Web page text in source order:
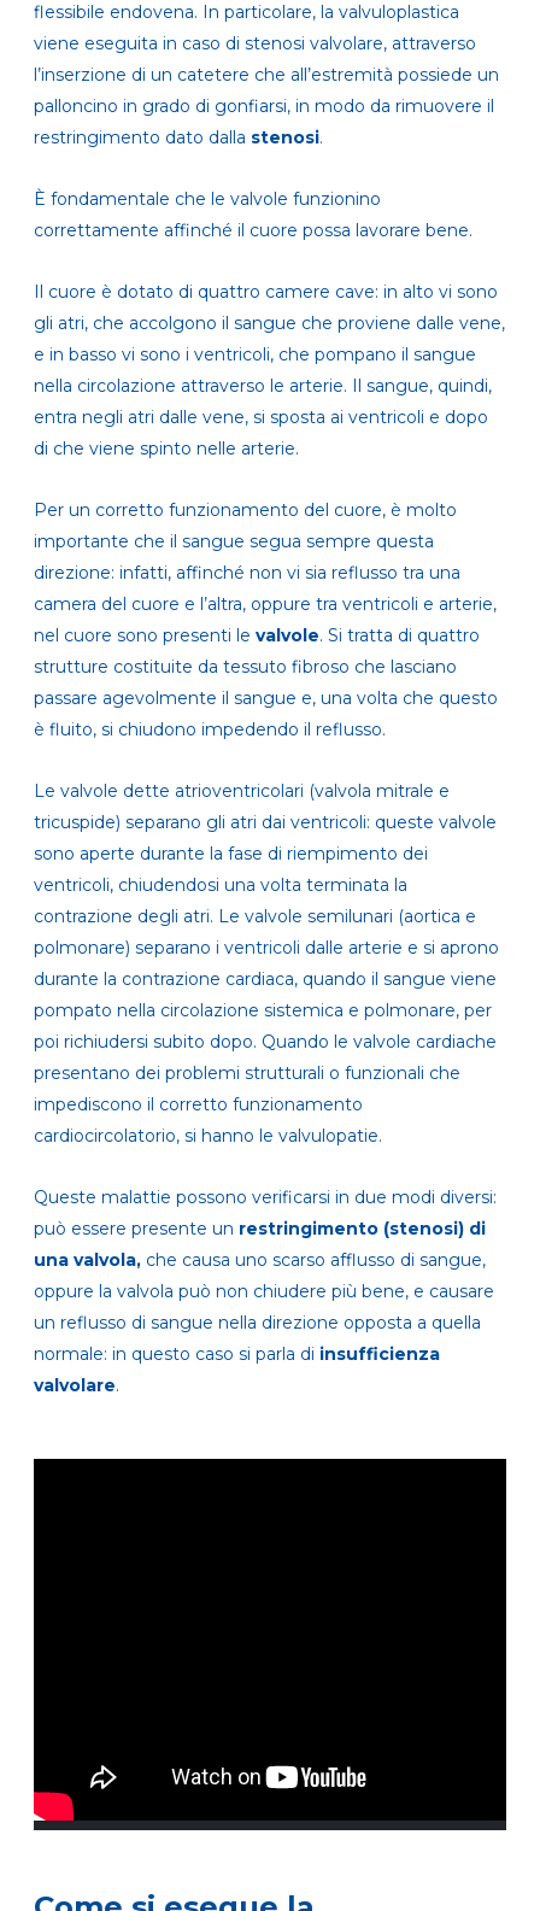
flessibile endovena. In particolare, la valvuloplastica
viene eseguita in caso di stenosi valvolare, attraverso
l’inserzione di un catetere che all’estremità possiede un
palloncino in grado di gonfiarsi, in modo da rimuovere il
restringimento dato dalla stenosi.
È fondamentale che le valvole funzionino
correttamente affinché il cuore possa lavorare bene.
Il cuore è dotato di quattro camere cave: in alto vi sono
gli atri, che accolgono il sangue che proviene dalle vene,
e in basso vi sono i ventricoli, che pompano il sangue
nella circolazione attraverso le arterie. Il sangue, quindi,
entra negli atri dalle vene, si sposta ai ventricoli e dopo
di che viene spinto nelle arterie.
Per un corretto funzionamento del cuore, è molto
importante che il sangue segua sempre questa
direzione: infatti, affinché non vi sia reflusso tra una
camera del cuore e l’altra, oppure tra ventricoli e arterie,
nel cuore sono presenti le valvole. Si tratta di quattro
strutture costituite da tessuto fibroso che lasciano
passare agevolmente il sangue e, una volta che questo
è fluito, si chiudono impedendo il reflusso.
Le valvole dette atrioventricolari (valvola mitrale e
tricuspide) separano gli atri dai ventricoli: queste valvole
sono aperte durante la fase di riempimento dei
ventricoli, chiudendosi una volta terminata la
contrazione degli atri. Le valvole semilunari (aortica e
polmonare) separano i ventricoli dalle arterie e si aprono
durante la contrazione cardiaca, quando il sangue viene
pompato nella circolazione sistemica e polmonare, per
poi richiudersi subito dopo. Quando le valvole cardiache
presentano dei problemi strutturali o funzionali che
impediscono il corretto funzionamento
cardiocircolatorio, si hanno le valvulopatie.
Queste malattie possono verificarsi in due modi diversi:
può essere presente un restringimento (stenosi) di
una valvola, che causa uno scarso afflusso di sangue,
oppure la valvola può non chiudere più bene, e causare
un reflusso di sangue nella direzione opposta a quella
normale: in questo caso si parla di insufficienza
valvolare.